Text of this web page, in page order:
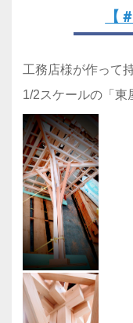
【
工務店様が作って